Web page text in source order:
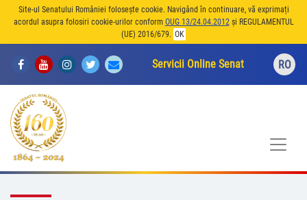
Site-ul Senatului României folosește cookie. Navigând în continuare, vă exprimați
acordul asupra folosiri cookie-urilor conform OUG 13/24.04.2012și REGULAMENTUL
(UE) 2016/679. OK
Servicii Online Senat RO